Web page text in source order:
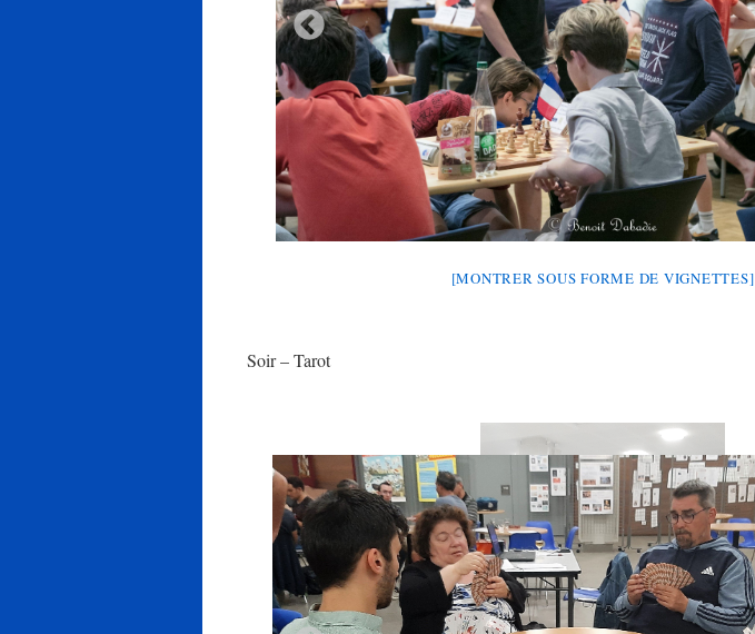
[MONTRER SOUS FORME DE VIGNETTES]
Soir – Tarot